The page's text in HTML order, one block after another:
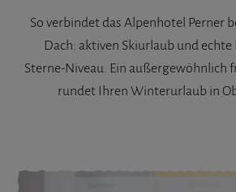
So verbindet das Alpenhotel Perner
Dach: aktiven Skiurlaub und echte
Sterne-Niveau. Ein außergewöhnlich
rundet Ihren Winterurlaub in